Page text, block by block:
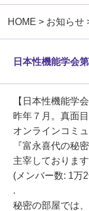
HOME > お知らせ
日本性機能学会
【日本性機能学
昨年７月。真面
オンラインコミ
『富永喜代の秘
主宰しております
(メンバー数: 1万2
.
秘密の部屋では、